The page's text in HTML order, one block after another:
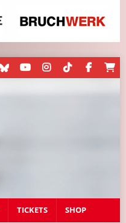
TICKETS SHOP